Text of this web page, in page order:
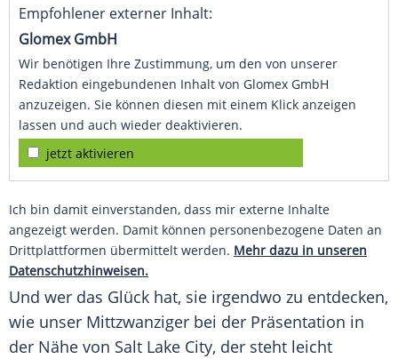
Empfohlener externer Inhalt:
Glomex GmbH
Wir benötigen Ihre Zustimmung, um den von unserer
Redaktion eingebundenen Inhalt von Glomex GmbH
anzuzeigen. Sie können diesen mit einem Klick anzeigen
lassen und auch wieder deaktivieren.
jetzt aktivieren
Ich bin damit einverstanden, dass mir externe Inhalte
angezeigt werden. Damit können personenbezogene Daten an
Drittplattformen übermittelt werden. Mehr dazu in unseren
Datenschutzhinweisen.
Und wer das Glück hat, sie irgendwo zu entdecken,
wie unser Mittzwanziger bei der Präsentation in
der Nähe von Salt Lake City, der steht leicht